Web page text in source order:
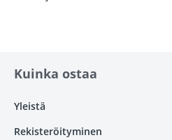
Kuinka ostaa
Yleistä
Rekisteröityminen